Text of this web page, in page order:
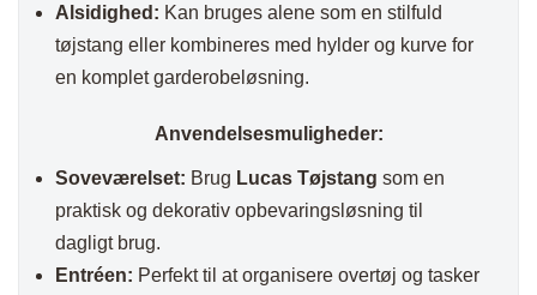
Alsidighed: Kan bruges alene som en stilfuld
tøjstang eller kombineres med hylder og kurve for
en komplet garderobeløsning.
Anvendelsesmuligheder:
Soveværelset: Brug Lucas Tøjstang som en
praktisk og dekorativ opbevaringsløsning til
dagligt brug.
Entréen: Perfekt til at organisere overtøj og tasker